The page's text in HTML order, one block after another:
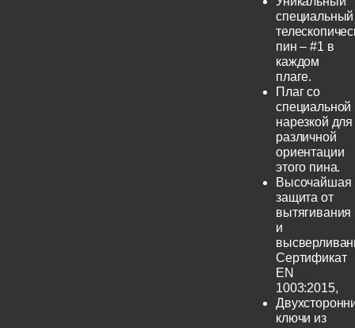
специальный
пин – #1 в
каждом
плаге.
Плаг со
специальной
нарезкой для
различной
ориентации
этого пина.
Высочайшая
защита от
вытягивания
и
Сертификат
EN
1003:2015,
ключи из